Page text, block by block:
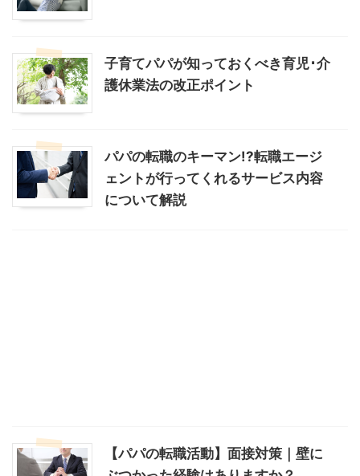
子育てパパが知っておくべき育児･介
護休業法の改正ポイント
パパの転職のキーマン!?転職エージ
ェントが行ってくれるサービス内容
について解説
【パパの転職活動】面接対策｜壁に